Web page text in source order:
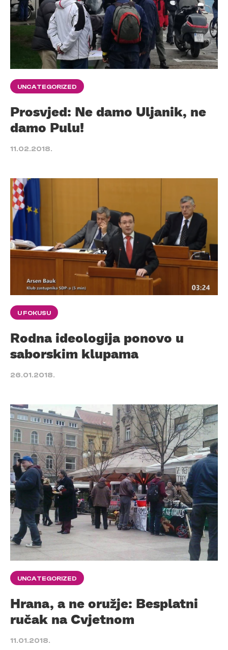
UNCATEGORIZED
Prosvjed: Ne damo Uljanik, ne
damo Pulu!
11.02.2018.
U FOKUSU
Rodna ideologija ponovo u
saborskim klupama
26.01.2018.
UNCATEGORIZED
Hrana, a ne oružje: Besplatni
ručak na Cvjetnom
11.01.2018.